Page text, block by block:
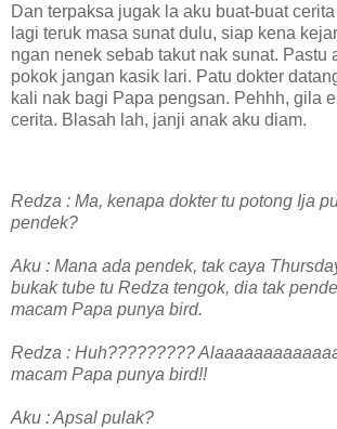
Dan terpaksa jugak la aku buat-buat
lagi teruk masa sunat dulu, siap kena
ngan nenek sebab takut nak sunat. Pastu
pokok jangan kasik lari. Patu dokter
kali nak bagi Papa pengsan. Pehhh, gila
cerita. Blasah lah, janji anak aku diam.
Redza : Ma, kenapa dokter tu potong Ija
pendek?
Aku : Mana ada pendek, tak caya
bukak tube tu Redza tengok, dia tak
macam Papa punya bird.
Redza : Huh?????????
macam Papa punya bird!!
Aku : Apsal pulak?